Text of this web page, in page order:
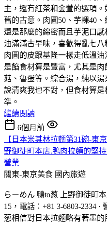
主，還有紅茶和金萱的選項
舊的古意。肉圓50、芋粿40
還是那麼的綿密而且芋泥口
油滿滿古早味，喜歡得亂七
肉圓的皮跟基隆一樣走低溫
是餡食材算是豐富，尤其是
菇、魯蛋等。綜合湯，純以
說清爽我也不對，但食材算
準。
繼續閱讀
6個月前
【日本米其林拉麵第31碗-東
野御徒町本店.鴨肉拉麵的堅
營業
關東-東京美食 國內旅遊
らーめん 鴨to葱 上野御徒町
15，電話：+81 3-6803-2334
葱相信對日本拉麵略有著墨